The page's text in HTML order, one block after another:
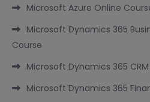
Microsoft Azure Online
Microsoft Dynamics 365
Course
Microsoft Dynamics 365
Microsoft Dynamics 365